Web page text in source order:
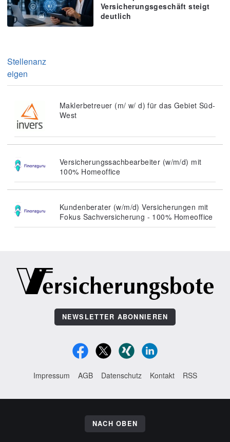
Versicherungsgeschäft steigt
deutlich
Stellenanz
eigen
Maklerbetreuer (m/ w/ d) für das Gebiet Süd-
West
Versicherungssachbearbeiter (w/m/d) mit
100% Homeoffice
Kundenberater (w/m/d) Versicherungen mit
Fokus Sachversicherung - 100% Homeoffice
NEWSLETTER ABONNIEREN
Impressum AGB Datenschutz Kontakt RSS
NACH OBEN